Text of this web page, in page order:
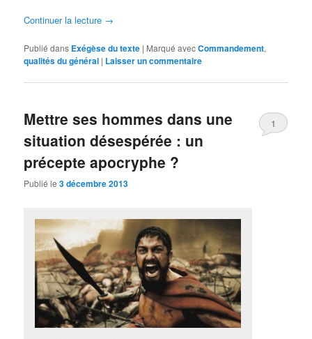
Continuer la lecture →
Publié dans Exégèse du texte | Marqué avecCommandement,
qualités du général | Laisser un commentaire
Mettre ses hommes dans une
situation désespérée : un
précepte apocryphe ?
Publié le3 décembre 2013
1